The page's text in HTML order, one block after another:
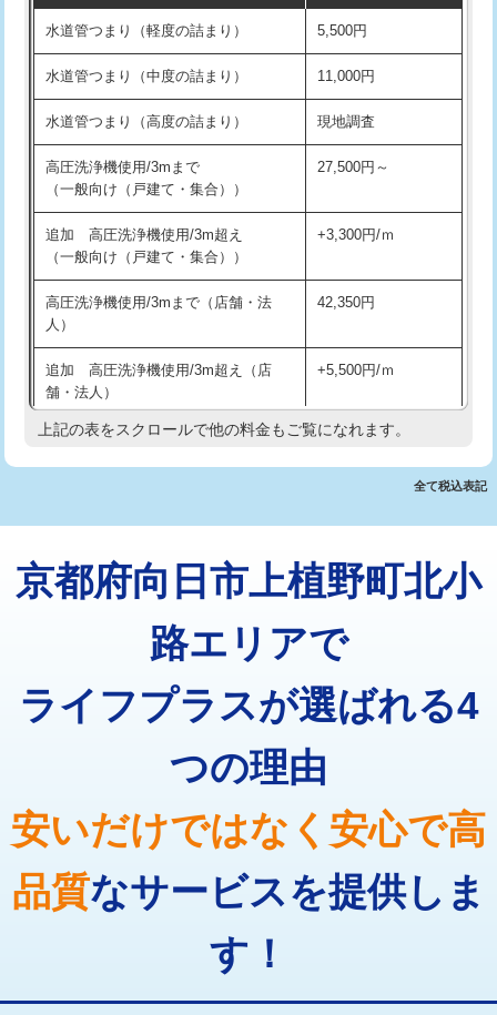
洗面台設置 38,500円
化粧台設置 22,000円
追加人工 16,500円
廃棄・処分 現場見積
※給水管工事は20mmまでの価格です。
交換・取付(排水栓・排水トラップ
22,000円+材料費
持込商品取付（混合水栓）
持込商品取付（浄水器・分岐水栓） 16,500円
業）
排水管工事（追加 排水管工事/3ｍ超
え）
マス交換（土の掘削・埋め戻し作業） 11,000円~
マス交換（深さ50㎝以上） 66,000円
コンクリート斫り（厚さ10㎝超え） 38,500円
モルタル補修（厚さ10㎝まで） 27,500円
16,500円
廃棄・処分 現場見積
水道管つまり（軽度の詰まり） 5,500円
水道管つまり（中度の詰まり） 11,000円
水道管つまり（高度の詰まり） 現地調査
高圧洗浄機使用/3mまで
（一般向け（戸建て・集合））
27,500円～
追加 高圧洗浄機使用/3m超え
（一般向け（戸建て・集合））
+3,300円/ｍ
高圧洗浄機使用/3mまで（店舗・法
人）
42,350円
追加 高圧洗浄機使用/3m超え（店
舗・法人）
+5,500円/ｍ
高度高圧洗浄換 現地調査
トーラー機使用/3mまで 33,000円
追加トーラー機使用/3m超え +3,300円
8,800円
止水・漏水調査・防水処理・清掃・修
11,000円
止水・漏水調査・防水処理・清掃・修
22,000円
止水・漏水調査・防水処理・清掃・修
理・調整・分解・加工など（重作業）
33,000円
その他部品の脱着 8,800円～
交換・取付(単水栓（壁付・デッキ
13,200円+材料費
上記の表をスクロールで他の料金もご覧になれます。
全て税込表記
京都府向日市上植野町北小
路エリアで
ライフプラスが選ばれる4
つの理由
安いだけではなく安心で高
品質なサービスを提供しま
す！